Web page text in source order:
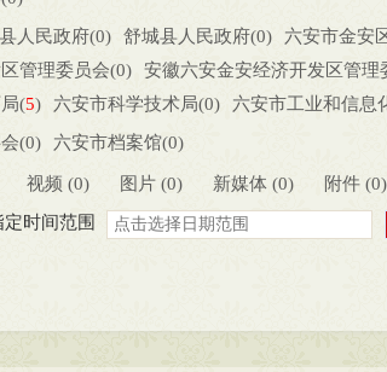
人民政府(0) 舒城县人民政府(0) 六安市金安
管理委员会(0) 安徽六安金安经济开发区管理
(5) 六安市科学技术局(0) 六安市工业和信息
局( ) 六安市人力资源和社会保障局(
( 0) 六安市交通运输局( ) 六安市农业农村局
六安市应急管理局(0) 六安市审计局(1
）(
(0) 六安市档案馆(0)
视频 (0) 图片 (0) 新媒体 (0) 附件 (0)
定时间范围